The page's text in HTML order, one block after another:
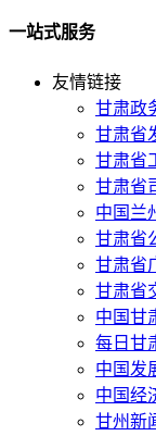
一站式服务
友情链接
甘肃政
甘肃省
甘肃省
甘肃省
中国兰
甘肃省
甘肃省
甘肃省
中国甘
每日甘
中国发
中国经
甘州新